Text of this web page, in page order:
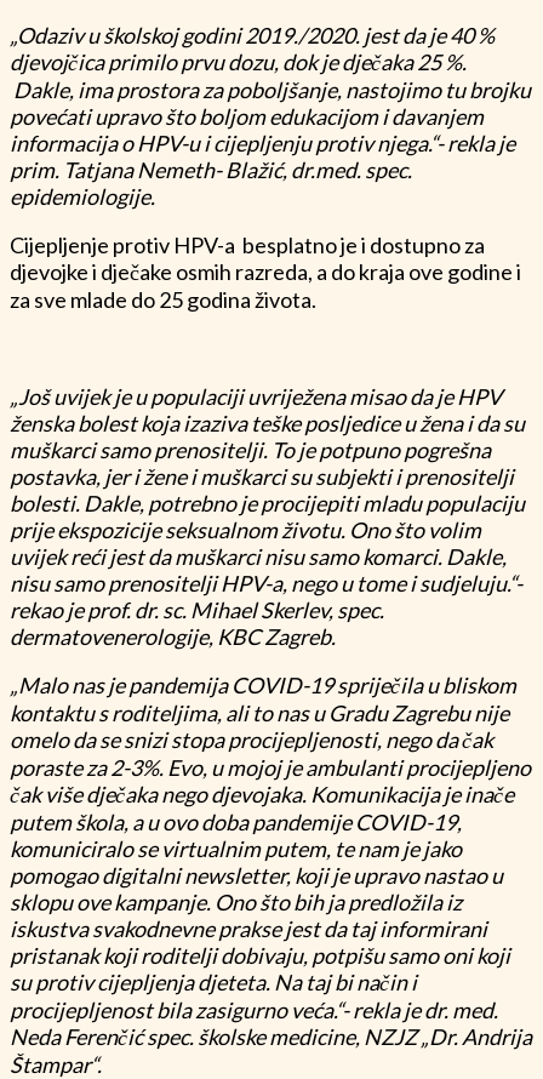
„Odaziv u školskoj godini 2019./2020. jest da je 40 %
djevojčica primilo prvu dozu, dok je dječaka 25 %.
Dakle, ima prostora za poboljšanje, nastojimo tu brojku
povećati upravo što boljom edukacijom i davanjem
informacija o HPV-u i cijepljenju protiv njega.“- rekla je
prim. Tatjana Nemeth- Blažić, dr.med. spec.
epidemiologije.
Cijepljenje protiv HPV-a besplatno je i dostupno za
djevojke i dječake osmih razreda, a do kraja ove godine i
za sve mlade do 25 godina života.
„Još uvijek je u populaciji uvriježena misao da je HPV
ženska bolest koja izaziva teške posljedice u žena i da su
muškarci samo prenositelji. To je potpuno pogrešna
postavka, jer i žene i muškarci su subjekti i prenositelji
bolesti. Dakle, potrebno je procijepiti mladu populaciju
prije ekspozicije seksualnom životu. Ono što volim
uvijek reći jest da muškarci nisu samo komarci. Dakle,
nisu samo prenositelji HPV-a, nego u tome i sudjeluju.“-
rekao je prof. dr. sc. Mihael Skerlev, spec.
dermatovenerologije, KBC Zagreb.
„Malo nas je pandemija COVID-19 spriječila u bliskom
kontaktu s roditeljima, ali to nas u Gradu Zagrebu nije
omelo da se snizi stopa procijepljenosti, nego da čak
poraste za 2-3%. Evo, u mojoj je ambulanti procijepljeno
čak više dječaka nego djevojaka. Komunikacija je inače
putem škola, a u ovo doba pandemije COVID-19,
komuniciralo se virtualnim putem, te nam je jako
pomogao digitalni newsletter, koji je upravo nastao u
sklopu ove kampanje. Ono što bih ja predložila iz
iskustva svakodnevne prakse jest da taj informirani
pristanak koji roditelji dobivaju, potpišu samo oni koji
su protiv cijepljenja djeteta. Na taj bi način i
procijepljenost bila zasigurno veća.“- rekla je dr. med.
Neda Ferenčić spec. školske medicine, NZJZ „Dr. Andrija
Štampar“.